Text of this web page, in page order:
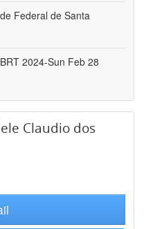
Federal de Santa
2024-Sun Feb 28
Claudio dos